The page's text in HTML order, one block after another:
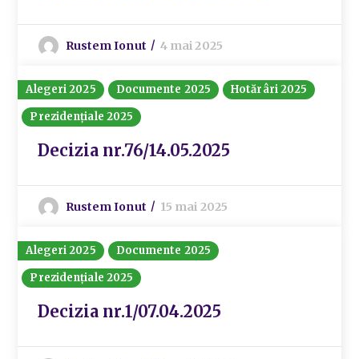
Rustem Ionut 4 mai 2025
Alegeri 2025 Documente 2025
Hotărâri 2025
Prezidențiale 2025
Decizia nr.76/14.05.2025
Rustem Ionut 15 mai 2025
Alegeri 2025
Documente 2025
Prezidențiale 2025
Decizia nr.1/07.04.2025